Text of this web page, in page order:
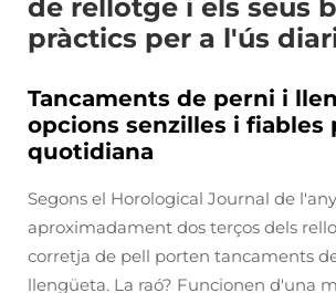
de rellotge i els seus
pràctics per a l'ús
Tancaments de perni i
opcions senzilles i fiables
quotidiana
Segons el Horological Journal de
aproximadament dos terços dels
corretja de pell porten tancaments
llengüeta. La raó? Funcionen d'una